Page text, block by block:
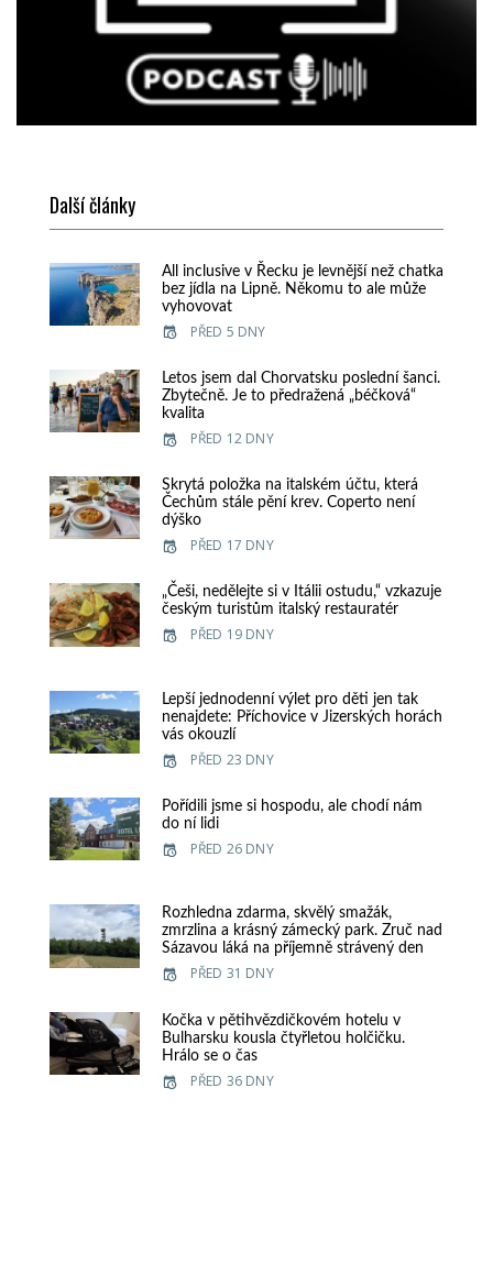
Další články
All inclusive v Řecku je levnější než chatka
bez jídla na Lipně. Někomu to ale může
vyhovovat
PŘED 5 DNY
Letos jsem dal Chorvatsku poslední šanci.
Zbytečně. Je to předražená „béčková“
kvalita
PŘED 12 DNY
Skrytá položka na italském účtu, která
Čechům stále pění krev. Coperto není
dýško
PŘED 17 DNY
„Češi, nedělejte si v Itálii ostudu,“ vzkazuje
českým turistům italský restauratér
PŘED 19 DNY
Lepší jednodenní výlet pro děti jen tak
nenajdete: Příchovice v Jizerských horách
vás okouzlí
PŘED 23 DNY
Pořídili jsme si hospodu, ale chodí nám
do ní lidi
PŘED 26 DNY
Rozhledna zdarma, skvělý smažák,
zmrzlina a krásný zámecký park. Zruč nad
Sázavou láká na příjemně strávený den
PŘED 31 DNY
Kočka v pětihvězdičkovém hotelu v
Bulharsku kousla čtyřletou holčičku.
Hrálo se o čas
PŘED 36 DNY